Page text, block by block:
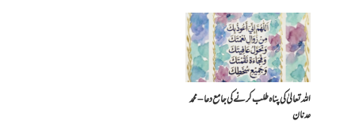
اللہ تعالیٰ کی پناہ طلب کرنے کی جامع دعا – محمد
عدنان